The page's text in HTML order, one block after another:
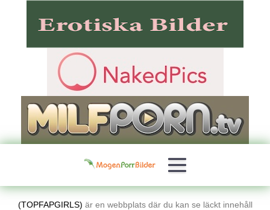
(TOPFAPGIRLS) är en webbplats där du kan se läckt innehåll